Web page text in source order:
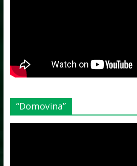
“Domovina”